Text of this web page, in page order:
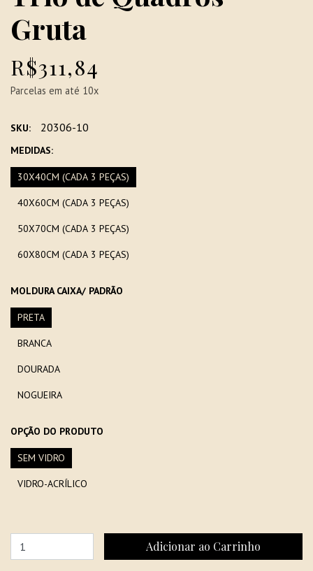
Gruta
R$311,84
Parcelas em até 10x
SKU: 20306-10
MEDIDAS:
30X40CM (CADA 3 PEÇAS)
40X60CM (CADA 3 PEÇAS)
50X70CM (CADA 3 PEÇAS)
60X80CM (CADA 3 PEÇAS)
MOLDURA CAIXA/ PADRÃO
PRETA
BRANCA
DOURADA
NOGUEIRA
OPÇÃO DO PRODUTO
SEM VIDRO
VIDRO-ACRÍLICO